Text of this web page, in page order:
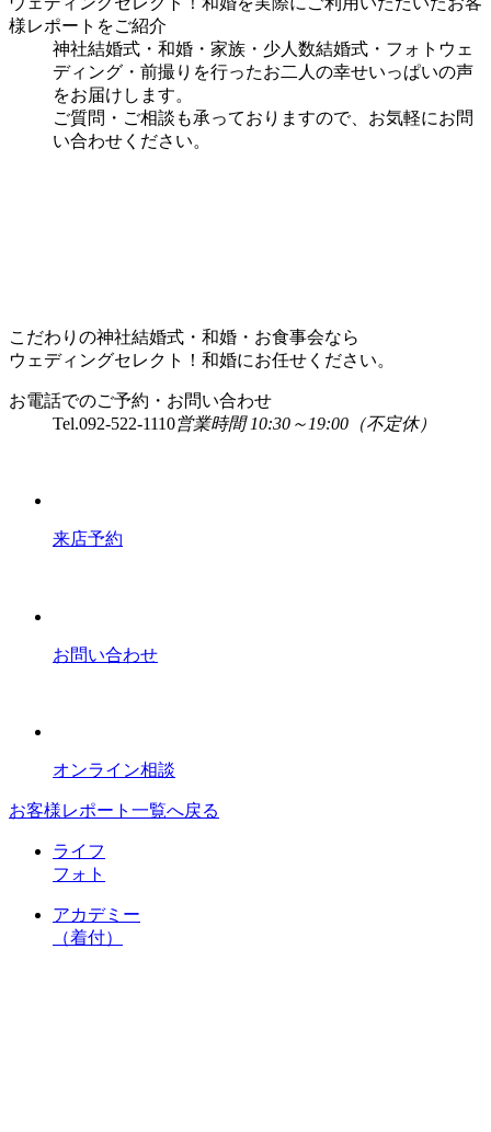
様レポートをご紹介
神社結婚式・和婚・家族・少人数結婚式・フォトウェ
ディング・前撮りを行ったお二人の幸せいっぱいの声
をお届けします。
ご質問・ご相談も承っておりますので、お気軽にお問
い合わせください。
こだわりの神社結婚式・和婚・お食事会なら
ウェディングセレクト！和婚にお任せください。
お電話でのご予約・お問い合わせ
Tel.092-522-1110営業時間 10:30～19:00（不定休）
来店予約
お問い合わせ
オンライン相談
お客様レポート一覧へ戻る
ライフ
フォト
アカデミー
（着付）